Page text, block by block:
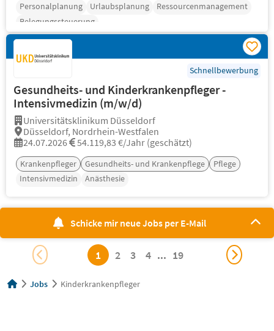
Personalplanung Urlaubsplanung
Ressourcenmanagement
Belegungssteuerung
Schnellbewerbung
Gesundheits- und Kinderkrankenpfleger -
Intensivmedizin (m/w/d)
Universitätsklinikum Düsseldorf
Düsseldorf, Nordrhein-Westfalen
24.07.2026
54.119,83 €/Jahr (geschätzt)
Krankenpfleger Gesundheits- und Krankenpflege
Pflege
Intensivmedizin
Anästhesie
Schicke mir neue Jobs per E-Mail
1 2 3 4 ... 19
Jobs Kinderkrankenpfleger